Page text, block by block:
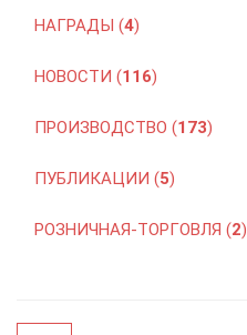
НАГРАДЫ (4)
НОВОСТИ (116)
ПРОИЗВОДСТВО (173)
ПУБЛИКАЦИИ (5)
РОЗНИЧНАЯ-ТОРГОВЛЯ (2)